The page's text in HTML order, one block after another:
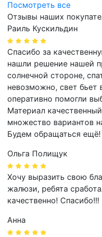
Посмотреть все
Отзывы наших
Раиль Кускильдин
Спасибо за
нашли решение нашей
солнечной стороне,
невозможно, свет бьет
оперативно помогли
Материал
множество вариантов
Будем обращаться ещё!
Ольга Полищук
Хочу выразить свою
жалюзи, ребята
качественно! Спасибо!!!
Анна